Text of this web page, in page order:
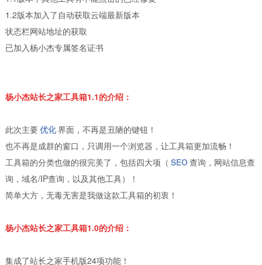
1.2版本加入了自动获取云端最新版本
状态栏网站地址的获取
已加入杨小杰专属签名证书
杨小杰站长之家工具箱1.1的介绍：
此次主要优化界面，不再是丑陋的键钮！
也不再是成群的窗口，只调用一个浏览器，让工具箱更加流畅！
工具箱的分类也做的很完美了，包括四大项（ SEO查询，网站信息查
询，域名/IP查询，以及其他工具）！
简单大方，无毒无害是我做这款工具箱的初衷！
杨小杰站长之家工具箱1.0的介绍：
集成了站长之家手机版24项功能！